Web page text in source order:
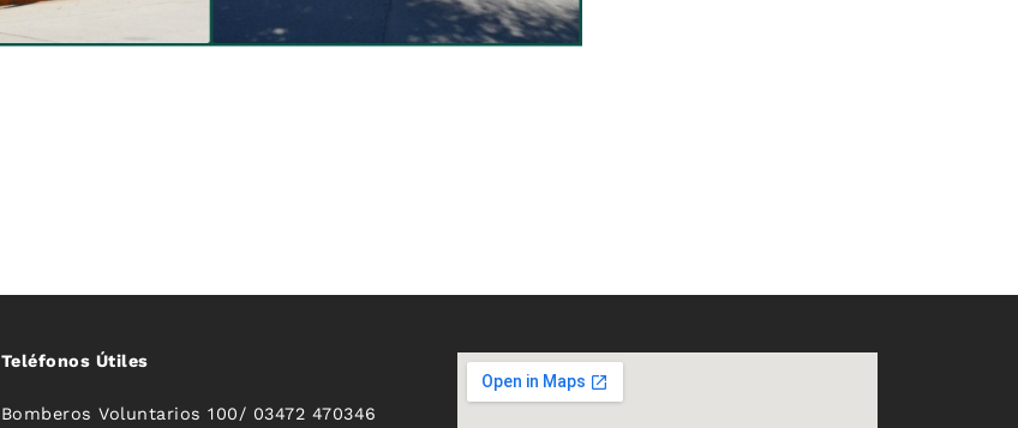
Teléfonos Útiles
Bomberos Voluntarios 100/ 03472 470346